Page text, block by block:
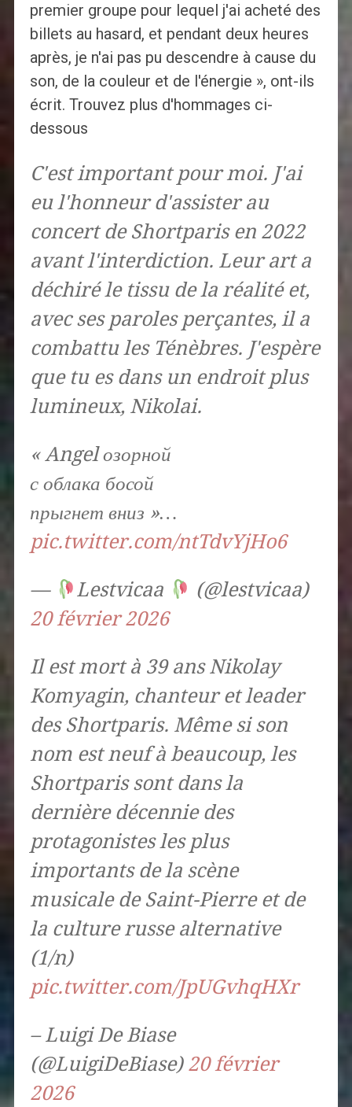
premier groupe pour lequel j'ai acheté des
billets au hasard, et pendant deux heures
après, je n'ai pas pu descendre à cause du
son, de la couleur et de l'énergie », ont-ils
écrit. Trouvez plus d'hommages ci-
dessous
C'est important pour moi. J'ai
eu l'honneur d'assister au
concert de Shortparis en 2022
avant l'interdiction. Leur art a
déchiré le tissu de la réalité et,
avec ses paroles perçantes, il a
combattu les Ténèbres. J'espère
que tu es dans un endroit plus
lumineux, Nikolai.
« Angel озорной
с облака босой
прыгнет вниз »…
pic.twitter.com/ntTdvYjHo6
— Lestvicaa
(@lestvicaa)
20 février 2026
Il est mort à 39 ans Nikolay
Komyagin, chanteur et leader
des Shortparis. Même si son
nom est neuf à beaucoup, les
Shortparis sont dans la
dernière décennie des
protagonistes les plus
importants de la scène
musicale de Saint-Pierre et de
la culture russe alternative
(1/n)
pic.twitter.com/JpUGvhqHXr
– Luigi De Biase
(@LuigiDeBiase) 20 février
2026